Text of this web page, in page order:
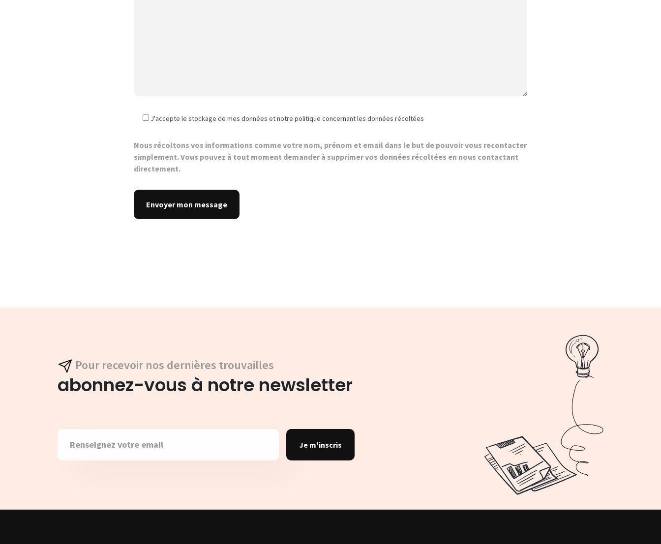
J'accepte le stockage de mes données et notre politique concernant les données récoltées
Nous récoltons vos informations comme votre nom, prénom et email dans le but de pouvoir vous recontacter
simplement. Vous pouvez à tout moment demander à supprimer vos données récoltées en nous contactant
directement.
Pour recevoir nos dernières trouvailles
abonnez-vous à notre newsletter
Je m'inscris